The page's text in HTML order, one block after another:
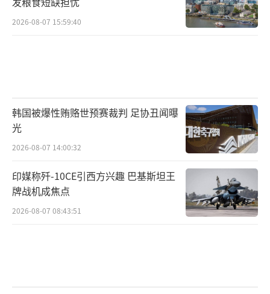
十乃至上百架。而“蜂巢”意味着携带的这些
小型无人机能一起出动，以“蜂群”的形式执
演指挥官的角色，指挥蜂群无人机执行任务。
传统的蜂群无人机尺寸较小，飞行距离和
滞空时间都比较短。而以“九天”无人机作为
发射平台后，蜂群无人机可由前者携带到距离
较远的目标附近后释放，并展开攻击。此
外，“九天”无人机可凭借强大的远程通讯能
2026-08-07 15:59:40
韩国被爆性贿赂世预赛裁判 足协丑闻曝
光
2026-08-07 14:00:32
印媒称歼-10CE引西方兴趣 巴基斯坦王
牌战机成焦点
2026-08-07 08:43:51